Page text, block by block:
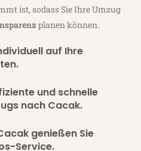
ist, sodass Sie Ihre Umzug
planen können.
auf Ihre
und schnelle
nach Cacak.
genießen Sie
Service.